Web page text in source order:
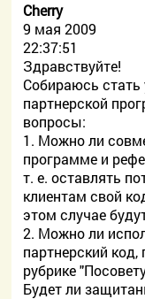
Cherry
9 мая 2009
22:37:51
Здравствуйте!
Собираюсь стать
партнерской
вопросы:
1. Можно ли
программе и
т. е. оставлять
клиентам свой
этом случае
2. Можно ли
партнерский код,
рубрике
Будет ли